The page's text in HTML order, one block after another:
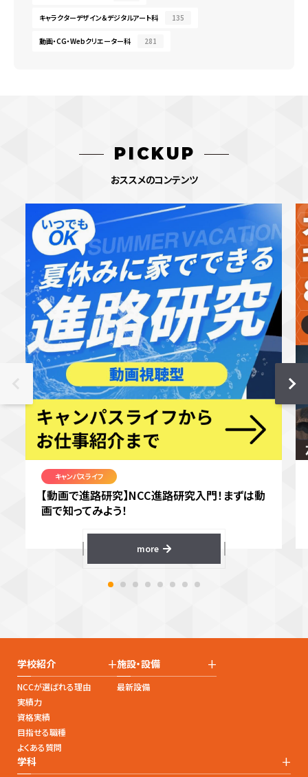
キャラクターデザイン＆デジタルアート科 135
動画・CG・Webクリエーター科 281
PICKUP
おススメのコンテンツ
キャンパスライフ
【動画で進路研究】NCC進路研究入門！まずは動
画で知ってみよう！
more
学校紹介 +
NCCが選ばれる理由
実績力
資格実績
目指せる職種
よくある質問
施設・設備 +
最新設備
学科 +